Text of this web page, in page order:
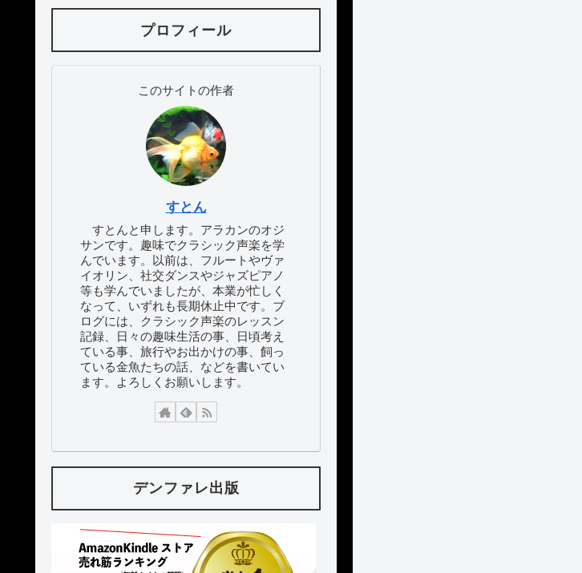
プロフィール
このサイトの作者
すとん
すとんと申します。アラカンのオジ
サンです。趣味でクラシック声楽を学
んでいます。以前は、フルートやヴァ
イオリン、社交ダンスやジャズピアノ
等も学んでいましたが、本業が忙しく
なって、いずれも長期休止中です。ブ
ログには、クラシック声楽のレッスン
記録、日々の趣味生活の事、日頃考え
ている事、旅行やお出かけの事、飼っ
ている金魚たちの話、などを書いてい
ます。よろしくお願いします。
デンファレ出版